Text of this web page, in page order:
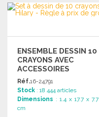
Demander un devis
ENSEMBLE DESSIN 10
CRAYONS AVEC
ACCESSOIRES
Réf.16-24791
Stock : 18 444 articles
Dimensions : 1.4 x 17.7 x 7.7
cm